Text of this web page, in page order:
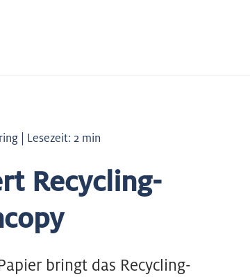
| Lesezeit: 2 min
Recycling-
bringt das Recycling-